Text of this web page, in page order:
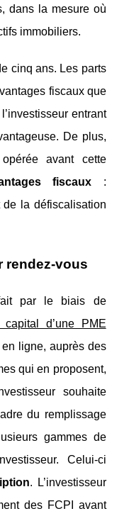
dans la mesure où
immobiliers.
cinq ans. Les parts
fiscaux que
entrant
De plus,
avant cette
fiscaux :
de la défiscalisation
rendez-vous
par le biais de
d’une PME
ligne, auprès des
qui en proposent,
souhaite
du remplissage
gammes de
Celui-ci
. L’investisseur
des FCPI avant